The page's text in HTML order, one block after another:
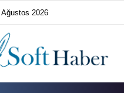
Ağustos 2026